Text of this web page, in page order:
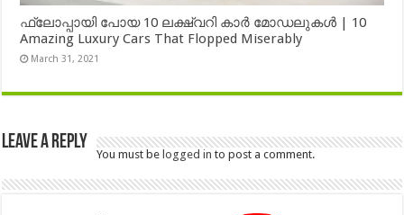
ഫ്ലോപ്പായി പോയ 10 ലക്ഷ്വറി കാർ മോഡലുകൾ | 10
Amazing Luxury Cars That Flopped Miserably
March 31, 2021
Leave a Reply
You must belogged in to post a comment.